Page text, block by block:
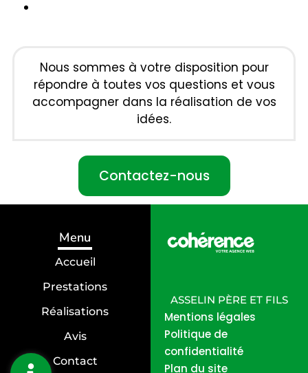
Nous sommes à votre disposition pour
répondre à toutes vos questions et vous
accompagner dans la réalisation de vos
idées.
Contactez-nous
Menu
Accueil
Prestations
Réalisations
Avis
Contact
ASSELIN PÈRE ET FILS
Mentions légales
Politique de
confidentialité
Plan du site